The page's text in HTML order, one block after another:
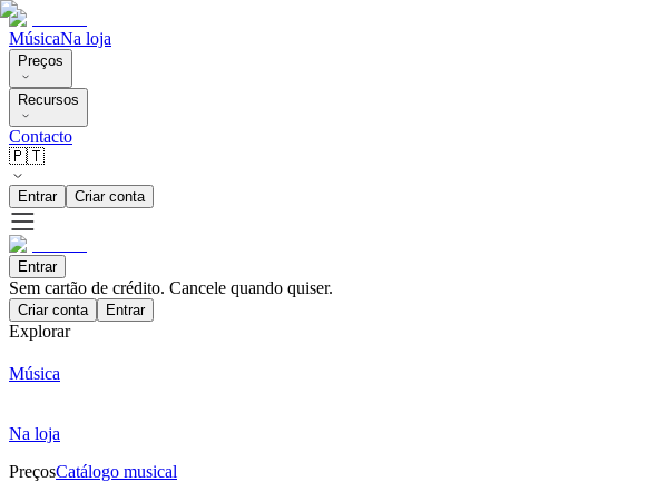
MúsicaNa loja
Preços
Recursos
Contacto
🇵🇹
Entrar Criar conta
Entrar
Sem cartão de crédito. Cancele quando quiser.
Criar conta Entrar
Explorar
Música
Na loja
PreçosCatálogo musical